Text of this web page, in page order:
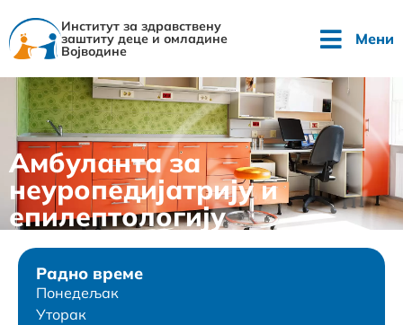
Институт за здравствену
заштиту деце и омладине
Војводине
Мени
Амбуланта за
неуропедијатрију и
епилептологију
Радно време
Понедељак
Уторак